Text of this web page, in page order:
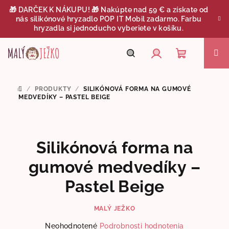
Prejsť
🎁 DARČEK K NÁKUPU! 🎁 Nakúpte nad 59 € a získate od
nás silikónové hryzadlo POP IT Mobil zadarmo. Farbu
hryzadla si jednoducho vyberiete v košíku.
Nákupný
DOMOV
/ PRODUKTY /
SILIKÓNOVÁ FORMA NA GUMOVÉ
MEDVEDÍKY – PASTEL BEIGE
Silikónová forma na
gumové medvedíky –
Pastel Beige
MALÝ JEŽKO
Priemerné
Neohodnotené Podrobnosti hodnotenia